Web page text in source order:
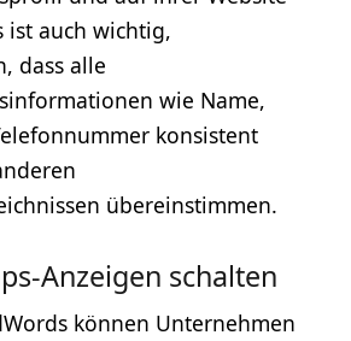
ist auch wichtig,
dass alle
wie Name,
konsistent
übereinstimmen.
Anzeigen schalten
können Unternehmen